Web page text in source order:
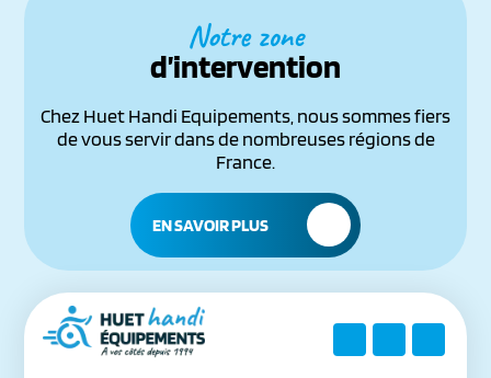
Notre zone
d’intervention
Chez Huet Handi Equipements, nous sommes fiers
de vous servir dans de nombreuses régions de
France.
EN SAVOIR PLUS